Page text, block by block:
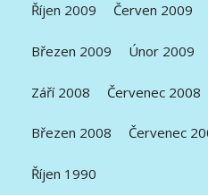
Říjen 2009 Červen 2009
Březen 2009 Únor 2009
Září 2008 Červenec 2008
Březen 2008 Červenec
Říjen 1990